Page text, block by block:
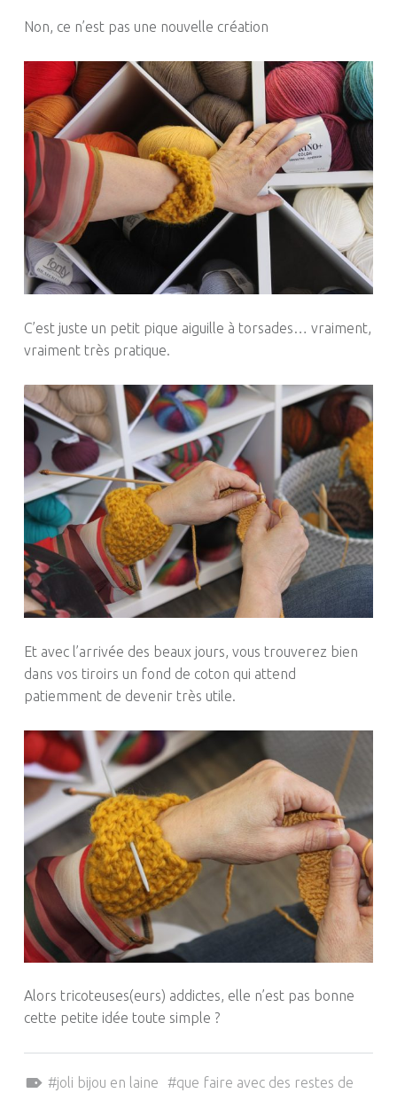
Non, ce n’est pas une nouvelle création
C’est juste un petit pique aiguille à torsades… vraiment,
vraiment très pratique.
Et avec l’arrivée des beaux jours, vous trouverez bien
dans vos tiroirs un fond de coton qui attend
patiemment de devenir très utile.
Alors tricoteuses(eurs) addictes, elle n’est pas bonne
cette petite idée toute simple ?
joli bijou en laine
que faire avec des restes de